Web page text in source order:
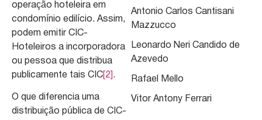
operação hoteleira em
condomínio edilício. Assim,
podem emitir CIC-
Hoteleiros a incorporadora
ou pessoa que distribua
publicamente tais CIC [2] .
O que diferencia uma
distribuição pública de CIC-
Antonio Carlos Cantisani
Mazzucco
Leonardo Neri Candido de
Azevedo
Rafael Mello
Vitor Antony Ferrari